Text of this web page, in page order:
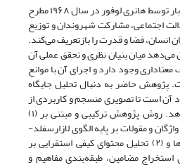
نظریه «حق به شهر» نخستین بار توسط هانری لوفور در سال ۱۹۶۸ مطرح
اجتماعی، مشارکت شهروندان و توزیع
انسان، فضا و قدرت را بازتعریف می‌کند.
می‌دهد میان بنیان نظری و تحقق عملی آن
وجود دارد و اجرای آن با موانع
پژوهش حاضر به دنبال تحلیل جایگاه
آن است تا تصویری منسجم و کاربردی از
پویایی عدالت شهری ارائه دهد. روش پژوهش ترکیبی و مبتنی بر (۱)
و مقولات بر پایه الگوی لازارسفلد-
بارتون برای سنجش بسامدها و (۲) تحلیل محتوای کیفی استقرایی بر
مضامین، طبقه‌بندی مفاهیم و